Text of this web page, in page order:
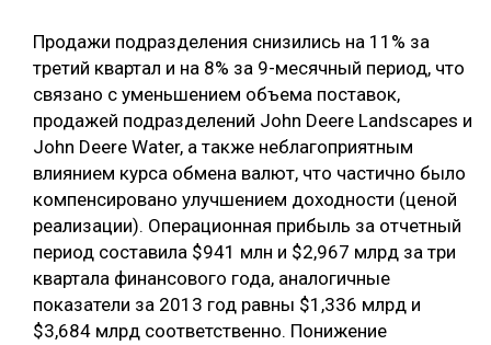
Продажи подразделения снизились на 11% за
третий квартал и на 8% за 9-месячный период, что
связано с уменьшением объема поставок,
продажей подразделений John Deere Landscapes и
John Deere Water, а также неблагоприятным
влиянием курса обмена валют, что частично было
компенсировано улучшением доходности (ценой
реализации). Операционная прибыль за отчетный
период составила $941 млн и $2,967 млрд за три
квартала финансового года, аналогичные
показатели за 2013 год равны $1,336 млрд и
$3,684 млрд соответственно. Понижение